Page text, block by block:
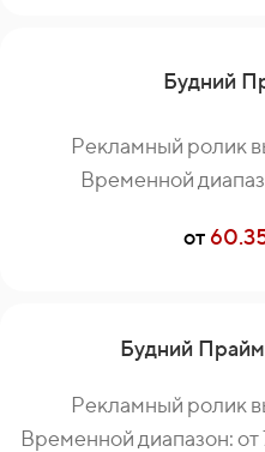
Будний
Рекламный ролик
Временной
от
Будний
Рекламный ролик
Временной диапазон: